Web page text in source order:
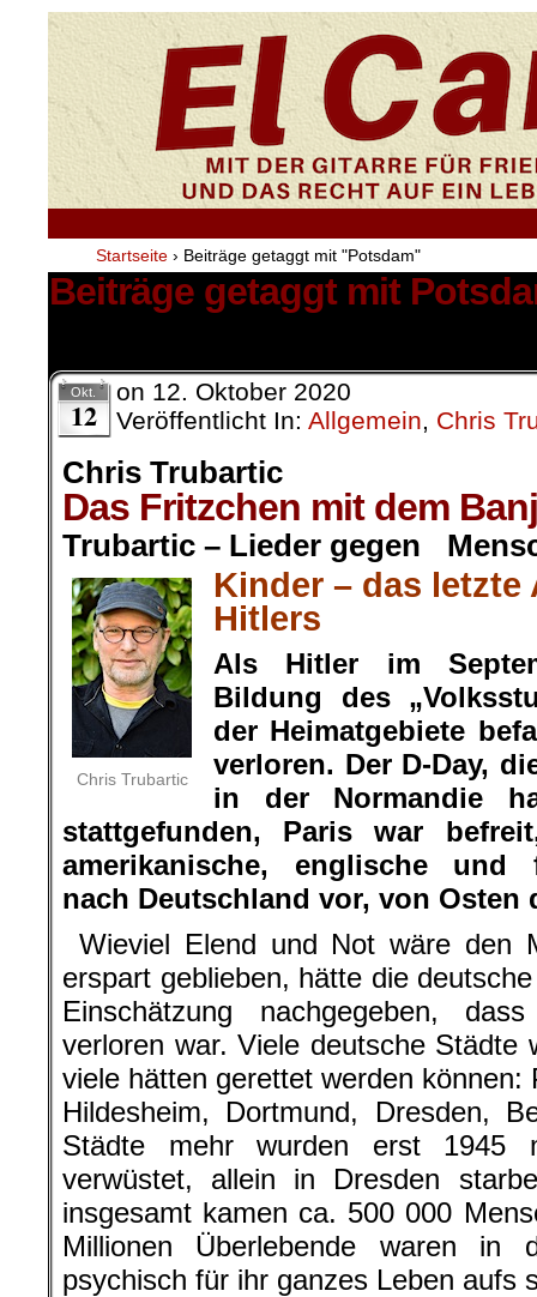
Startseite › Beiträge getaggt mit "Potsdam"
Beiträge getaggt mit
Okt.
12
on 12. Oktober 2020
Veröffentlicht In: Allgemein, Chris
Chris Trubartic
Das Fritzchen mit dem
Trubartic – Lieder gegen
Chris Trubartic
Kinder – das letzte
Hitlers
Als Hitler im
Bildung des
der Heimatgebiete
verloren. Der D-Day,
in der Normandie
stattgefunden, Paris war
amerikanische, englische und
nach Deutschland vor, von Osten
Wieviel Elend und Not wäre den
erspart geblieben, hätte die
Einschätzung nachgegeben,
verloren war. Viele deutsche Städte
viele hätten gerettet werden
Hildesheim, Dortmund, Dresden,
Städte mehr wurden erst 1945
verwüstet, allein in Dresden
insgesamt kamen ca. 500 000
Millionen Überlebende waren in
psychisch für ihr ganzes Leben